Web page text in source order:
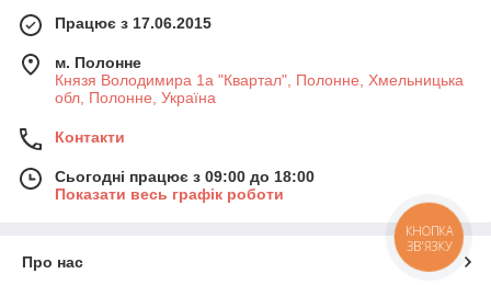
Працює з 17.06.2015
м. Полонне
Князя Володимира 1а "Квартал", Полонне, Хмельницька
обл, Полонне, Україна
Контакти
Сьогодні працює з 09:00 до 18:00
Показати весь графік роботи
Про нас
КНОПКА
ЗВ'ЯЗКУ